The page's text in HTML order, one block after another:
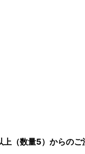
（数量5）からのご